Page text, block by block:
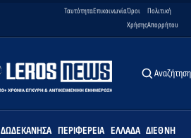
ΤαυτότηταΕπικοινωνίαΌροι
Χρήσης
Πολιτική
Απορρήτου
Αναζήτηση
ΔΩΔΕΚΆΝΗΣΑ ΠΕΡΙΦΈΡΕΙΑ ΕΛΛΆΔΑ ΔΙΕΘΝΉ